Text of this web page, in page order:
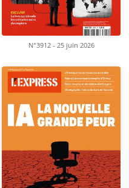
N°3912 - 25 juin 2026